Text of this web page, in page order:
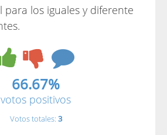
para los iguales y diferente
66.67%
votos positivos
Votos totales: 3